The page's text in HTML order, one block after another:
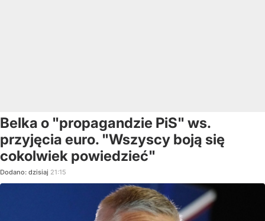
Belka o "propagandzie PiS" ws.
przyjęcia euro. "Wszyscy boją się
cokolwiek powiedzieć"
Dodano: dzisiaj 21:15